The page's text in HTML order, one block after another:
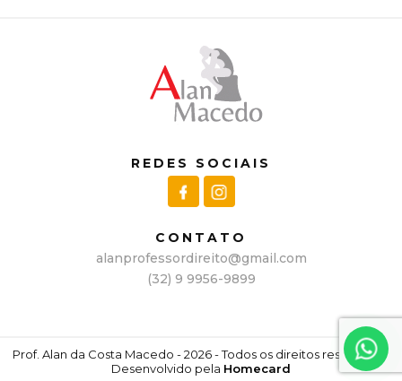
REDES SOCIAIS
CONTATO
alanprofessordireito@gmail.com
(32) 9 9956-9899
Prof. Alan da Costa Macedo - 2026 - Todos os direitos reservados.
Desenvolvido pela Homecard